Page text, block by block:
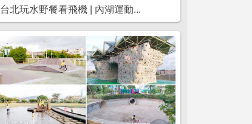
台北玩水野餐看飛機 | 內湖運動...